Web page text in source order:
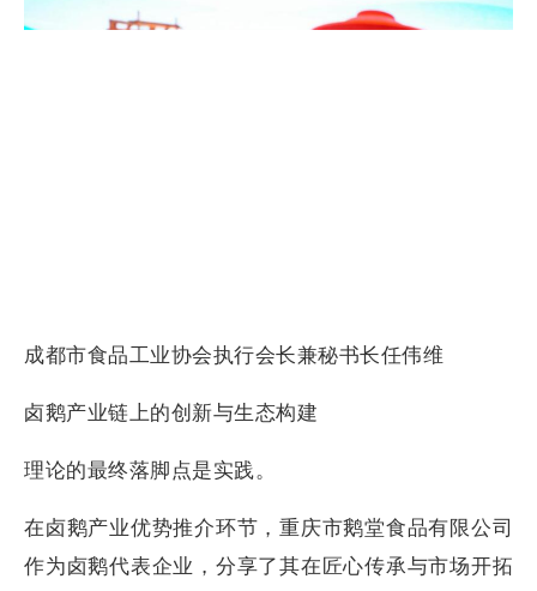
成都市食品工业协会执行会长兼秘书长任伟维
卤鹅产业链上的创新与生态构建
理论的最终落脚点是实践。
在卤鹅产业优势推介环节，重庆市鹅堂食品有限公司
作为卤鹅代表企业，分享了其在匠心传承与市场开拓